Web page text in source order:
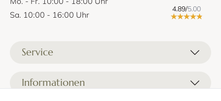
Sa. 10:00 - 16:00 Uhr
4.89/5.00
Service
Liefer- und Versandkosten
Zahlungsmöglichkeiten
Informationen